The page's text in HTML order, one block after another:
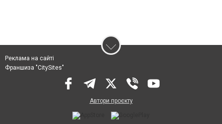
Реклама на сайті
Франшиза "CitySites"
Автори проєкту